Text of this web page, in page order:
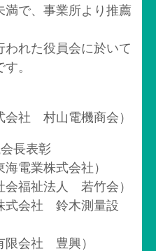
満で、事業所より推薦
れた役員会に於いて
。
社 村山電機商会）
長表彰
業株式会社）
福祉法人 若竹会）
社 鈴木測量設
会社 豊興）